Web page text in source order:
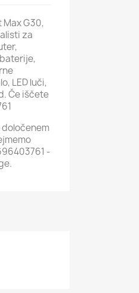
G30,
za
LED luči,
Če iščete
-